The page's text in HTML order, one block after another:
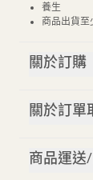
養生
商品出貨至
關於訂購
關於訂單
商品運送